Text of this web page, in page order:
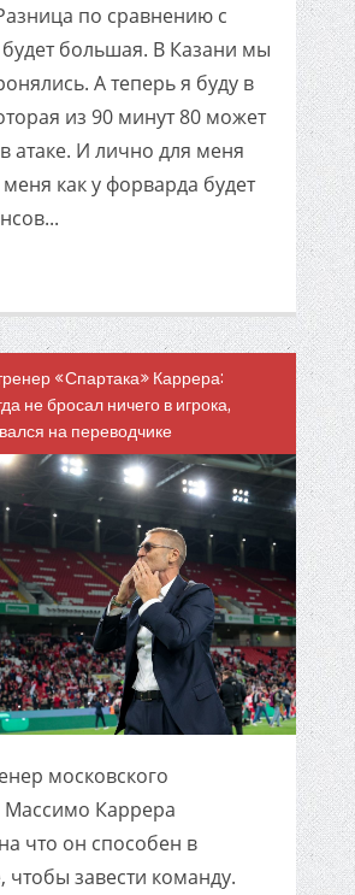
по сравнению с
большая. В Казани мы
А теперь я буду в
из 90 минут 80 может
атаке. И лично для меня
как у форварда будет
«Спартака» Каррера:
не бросал ничего в игрока,
на переводчике
московского
Массимо Каррера
что он способен в
чтобы завести команду.